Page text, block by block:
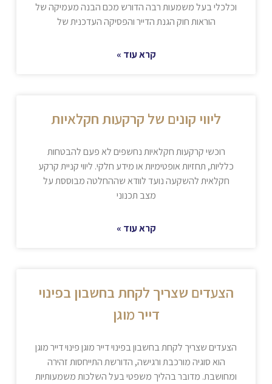
וכלכלי בעל משמעות רבה הדורש מכם הבנה מעמיקה של
הוראות חוק הגנת הדייר והפסיקה העדכנית של
קרא עוד »
ליווי קונים של קרקעות חקלאיות
רוכשי קרקעות חקלאיות נחשפים לא פעם להבטחות
כלליות, תחזיות אופטימיות או מידע חלקי. ליווי קניית קרקע
חקלאית להשקעה נועד לוודא שההחלטה מבוססת על
מצב תכנוני
קרא עוד »
הצעדים שצריך לקחת בחשבון בפינוי
דייר מוגן
הצעדים שצריך לקחת בחשבון בפינוי דייר מוגן פינוי דייר מוגן
הוא סוגיה מורכבת ורגישה, הדורשת התייחסות זהירה
ומחושבת. מדובר בהליך משפטי בעל השלכות משמעותיות